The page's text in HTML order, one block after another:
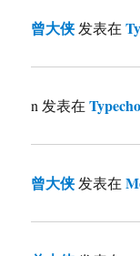
曾大侠发表在
n 发表在
曾大侠发表在